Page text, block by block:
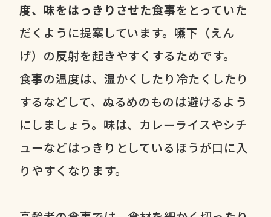
度、味をはっきりさせた食事をとっていた
だくように提案しています。嚥下（えん
げ）の反射を起きやすくするためです。
食事の温度は、温かくしたり冷たくしたり
するなどして、ぬるめのものは避けるよう
にしましょう。味は、カレーライスやシチ
ューなどはっきりとしているほうが口に入
りやすくなります。